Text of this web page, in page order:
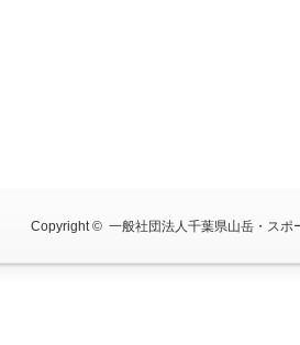
Copyright © 一般社団法人千葉県山岳・スポ